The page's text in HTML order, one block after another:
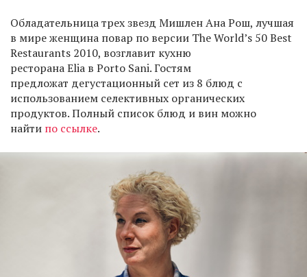
Обладательница трех звезд Мишлен Ана Рош, лучшая
в мире женщина повар по версии The World’s 50 Best
Restaurants 2010, возглавит кухню
ресторана Elia в Porto Sani. Гостям
предложат дегустационный сет из 8 блюд с
использованием селективных органических
продуктов. Полный список блюд и вин можно
найти по ссылке.